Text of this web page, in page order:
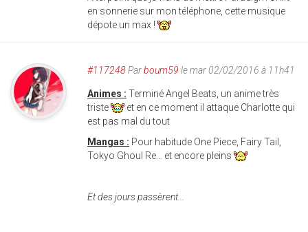
en sonnerie sur mon téléphone, cette musique
dépote un max !
#117248Parboum59 le mar 02/02/2016 à 11h41
Animes : Terminé Angel Beats, un anime très
triste
et en ce moment il attaque Charlotte qui
est pas mal du tout
Mangas : Pour habitude One Piece, Fairy Tail,
Tokyo Ghoul Re... et encore pleins
Et des jours passèrent...